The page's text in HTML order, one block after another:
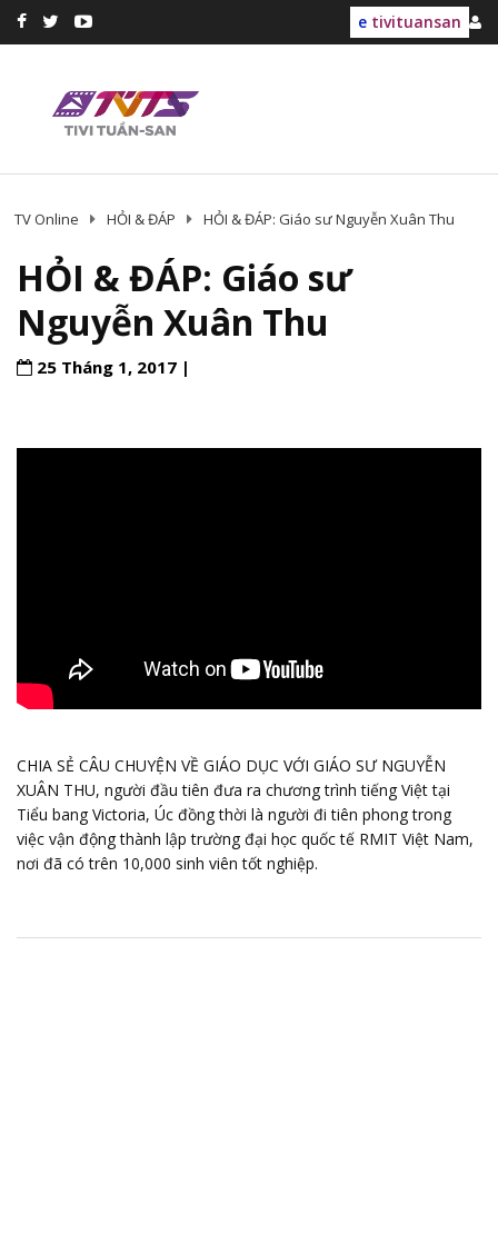
e tivituansan
TV Online HỎI & ĐÁP HỎI & ĐÁP: Giáo sư Nguyễn Xuân Thu
HỎI & ĐÁP: Giáo sư
Nguyễn Xuân Thu
25 Tháng 1, 2017 |
CHIA SẺ CÂU CHUYỆN VỀ GIÁO DỤC VỚI GIÁO SƯ NGUYỄN
XUÂN THU, người đầu tiên đưa ra chương trình tiếng Việt tại
Tiểu bang Victoria, Úc đồng thời là người đi tiên phong trong
việc vận động thành lập trường đại học quốc tế RMIT Việt Nam,
nơi đã có trên 10,000 sinh viên tốt nghiệp.